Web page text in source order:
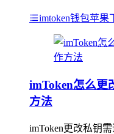
imtoken钱包苹果
imToken怎么更
方法
imToken更改私钥